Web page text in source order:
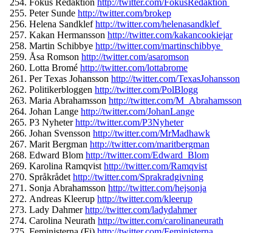
Peter Sunde http://twitter.com/brokep
Helena Sandklefhttp://twitter.com/helenasandklef
Kakan Hermansson http://twitter.com/kakancookiejar
Martin Schibbye http://twitter.com/martinschibbye
Åsa Romson http://twitter.com/asaromson
Lotta Bromé http://twitter.com/lottabrome
Per Texas Johansson http://twitter.com/TexasJohansson
Politikerbloggen http://twitter.com/PolBlogg
Maria Abrahamsson http://twitter.com/M_Abrahamsson
Johan Lange http://twitter.com/JohanLange
P3 Nyheterhttp://twitter.com/P3Nyheter
Johan Svensson http://twitter.com/MrMadhawk
Marit Bergman http://twitter.com/maritbergman
Edward Blom http://twitter.com/Edward_Blom
Karolina Ramqvist http://twitter.com/Ramqvist
Språkrådet http://twitter.com/Sprakradgivning
Sonja Abrahamsson http://twitter.com/hejsonja
Andreas Kleerup http://twitter.com/kleerup
Lady Dahmerhttp://twitter.com/ladydahmer
Carolina Neurath http://twitter.com/carolinaneurath